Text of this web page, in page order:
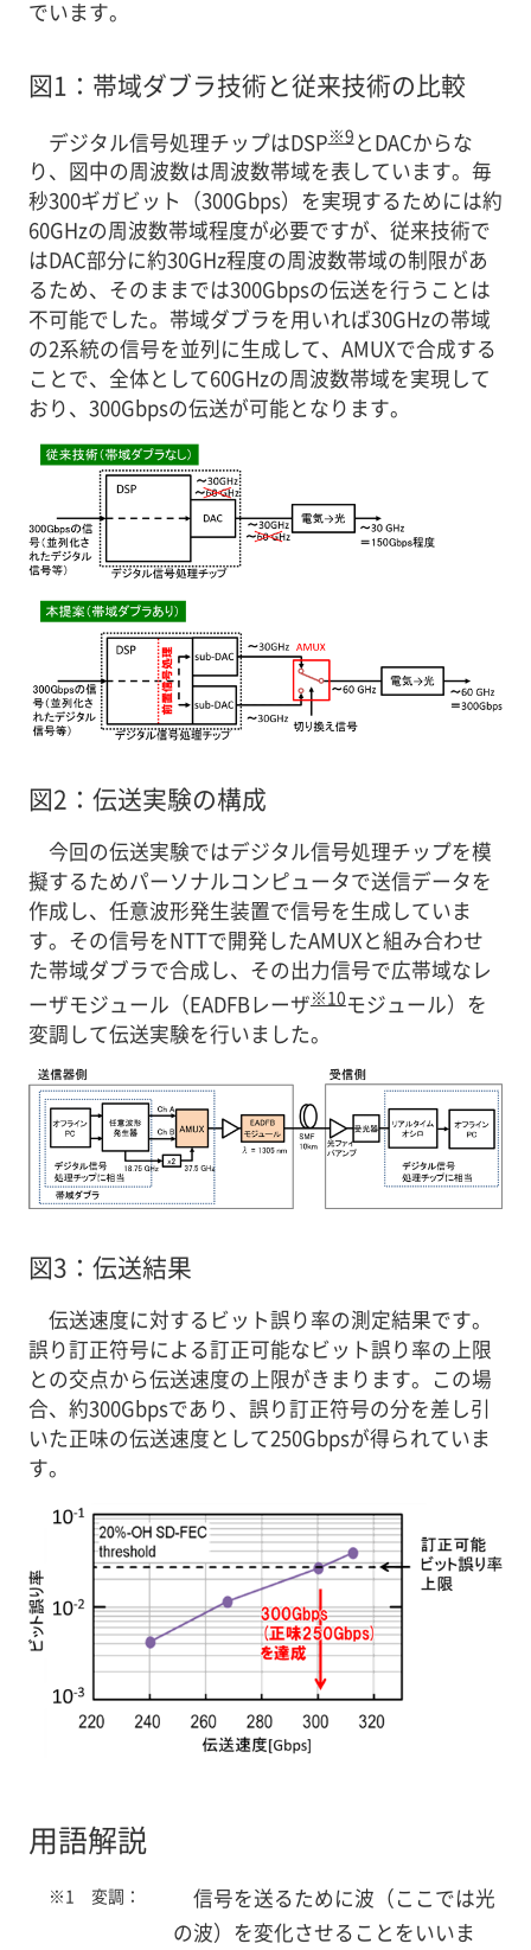
でいます。
図1：帯域ダブラ技術と従来技術の比較
デジタル信号処理チップはDSP※9とDACからな
り、図中の周波数は周波数帯域を表しています。毎
秒300ギガビット（300Gbps）を実現するためには約
60GHzの周波数帯域程度が必要ですが、従来技術で
はDAC部分に約30GHz程度の周波数帯域の制限があ
るため、そのままでは300Gbpsの伝送を行うことは
不可能でした。帯域ダブラを用いれば30GHzの帯域
の2系統の信号を並列に生成して、AMUXで合成する
ことで、全体として60GHzの周波数帯域を実現して
おり、300Gbpsの伝送が可能となります。
図2：伝送実験の構成
今回の伝送実験ではデジタル信号処理チップを模
擬するためパーソナルコンピュータで送信データを
作成し、任意波形発生装置で信号を生成していま
す。その信号をNTTで開発したAMUXと組み合わせ
た帯域ダブラで合成し、その出力信号で広帯域なレ
ーザモジュール（EADFBレーザ※10モジュール）を
変調して伝送実験を行いました。
図3：伝送結果
伝送速度に対するビット誤り率の測定結果です。
誤り訂正符号による訂正可能なビット誤り率の上限
との交点から伝送速度の上限がきまります。この場
合、約300Gbpsであり、誤り訂正符号の分を差し引
いた正味の伝送速度として250Gbpsが得られていま
す。
用語解説
※1 変調：
信号を送るために波（ここでは光
の波）を変化させることをいいま